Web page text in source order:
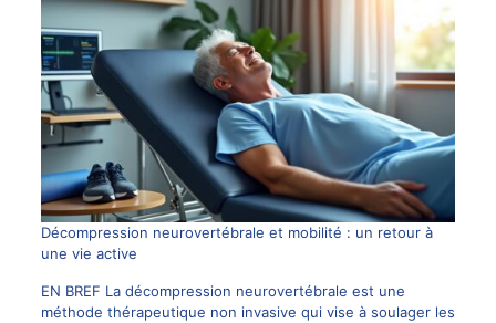
Décompression neurovertébrale et mobilité : un retour à
une vie active
EN BREF La décompression neurovertébrale est une
méthode thérapeutique non invasive qui vise à soulager les